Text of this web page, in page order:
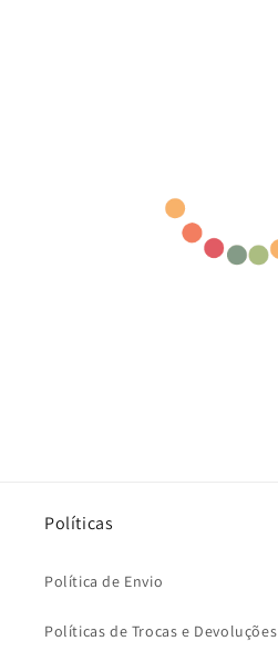
Políticas
Política de Envio
Políticas de Trocas e Devoluções